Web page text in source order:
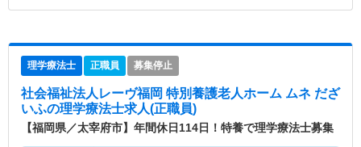
理学療法士 正職員 募集停止
社会福祉法人レーヴ福岡 特別養護老人ホーム ムネ だざ
いふの理学療法士求人(正職員)
【福岡県／太宰府市】年間休日114日！特養で理学療法士募集